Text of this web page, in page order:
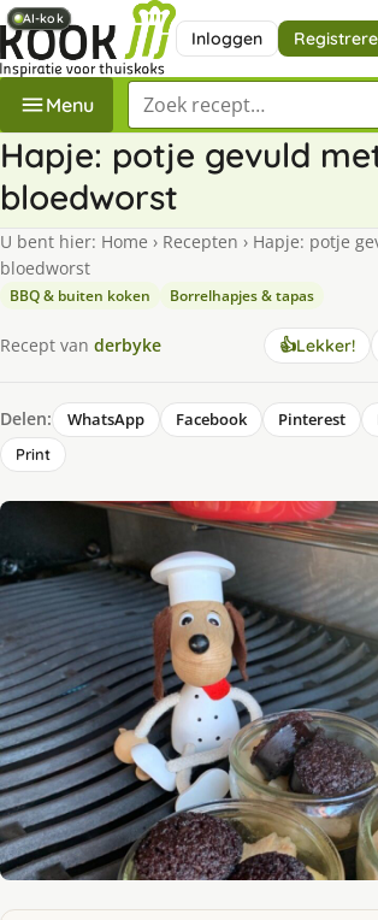
Inloggen
Menu Zoek een recept
Hapje: potje gevuld
bloedworst
U bent hier: Home › Recepten › Hapje: potje
bloedworst
BBQ & buiten koken Borrelhapjes & tapas
Recept van derbyke 👍Lekker!
Delen: WhatsApp Facebook Pinterest
Print
AI-kok
AI-kok
AI-kok